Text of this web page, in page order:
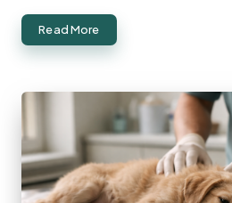
Read More